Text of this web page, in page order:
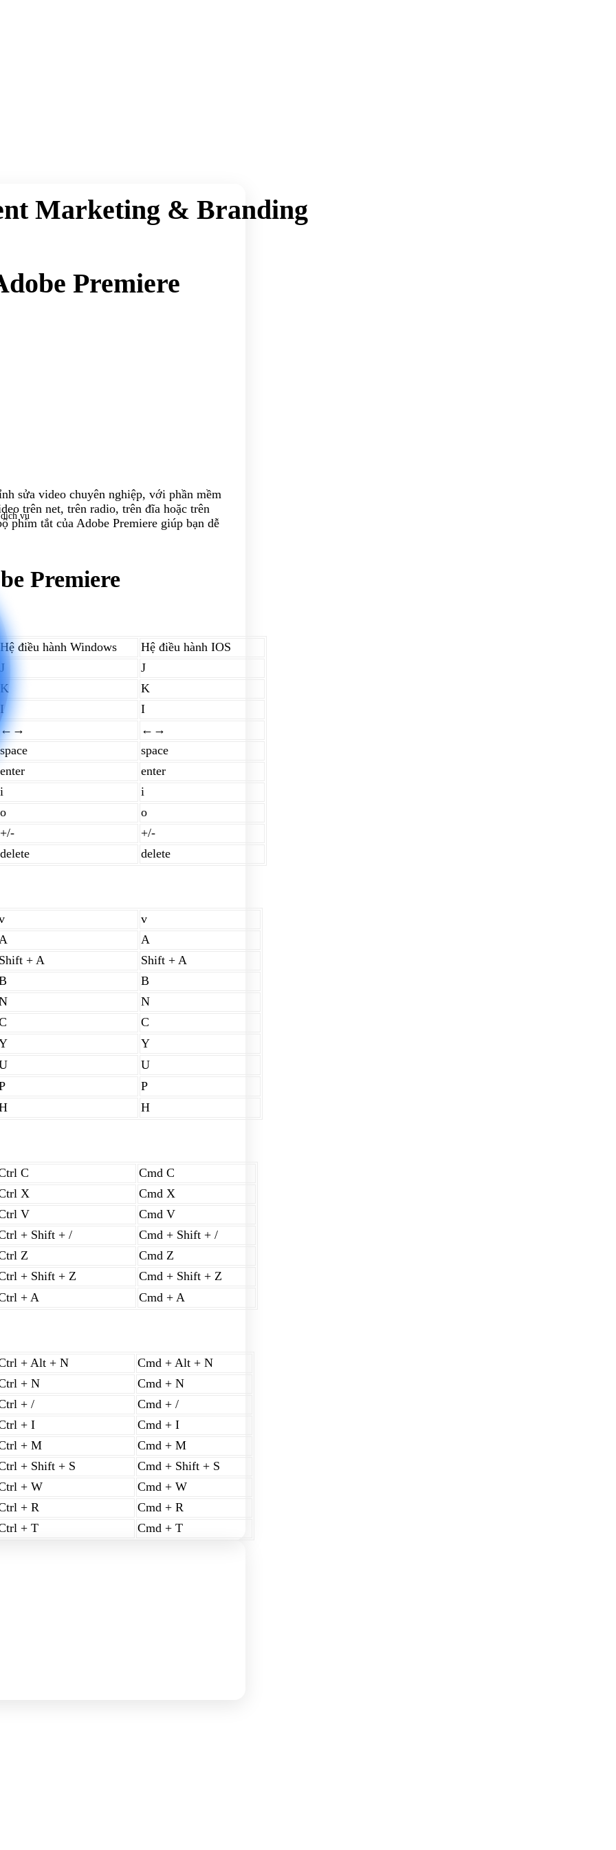
Marketing & Branding
vụ
Premiere
sửa video chuyên nghiệp, với phần mềm
trên net, trên radio, trên đĩa hoặc trên
phím tắt của Adobe Premiere giúp bạn dễ
Premiere
Hệ điều hành Windows
Hệ điều hành IOS
J
J
K
K
I
I
←→
←→
space
space
enter
enter
i
i
o
o
+/-
+/-
delete delete
v
A
Shift + A
Shift + A
B
N
C
Y
U
P
H
C
Cmd C
X
Cmd X
V
Cmd V
+ Shift + /
Cmd + Shift + /
Z
Cmd Z
+ Shift + Z
Cmd + Shift + Z
+ A Cmd + A
+ Alt + N
Cmd + Alt + N
+ N
Cmd + N
+ /
Cmd + /
+ I
Cmd + I
+ M
Cmd + M
+ Shift + S
Cmd + Shift + S
+ W
Cmd + W
+ R
Cmd + R
+ T Cmd + T